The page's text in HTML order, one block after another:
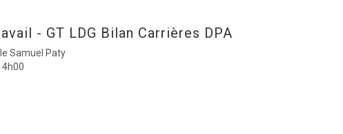
- GT LDG Bilan Carrières DPA
Samuel Paty